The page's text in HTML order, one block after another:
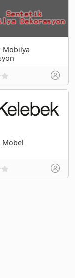
Mobilya
Möbel